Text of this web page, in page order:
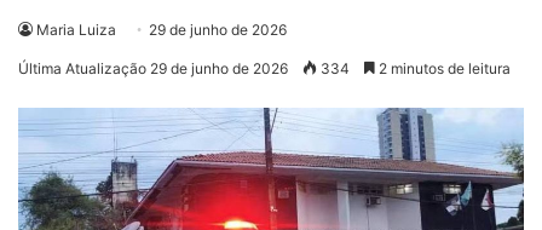
Maria Luiza 29 de junho de 2026
Última Atualização 29 de junho de 2026 334 2 minutos de leitura